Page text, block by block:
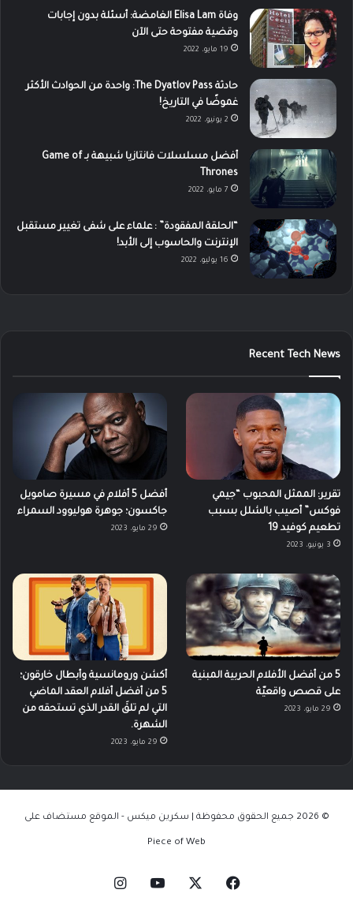
وفاة Elisa Lam الغامضة: أسئلة بدون إجابات
وقضية مفتوحة حتى الآن
19 مايو، 2022
حادثة The Dyatlov Pass: واحدة من الحوادث الأكثر
غموضًا في التاريخ!
2 يونيو، 2022
أفضل مسلسلات فانتازيا شبيهة بـ Game of
Thrones
7 مايو، 2022
“الحلقة المفقودة” : علماء على شفى تغيير مستقبل
الإنترنت والحاسوب إلى الأبد!
16 يوليو، 2022
Recent Tech News
تقرير: الممثل المحبوب “جيمي
فوكس” أصيب بالشلل بسبب
تطعيم كوفيد 19
3 يونيو، 2023
أفضل 5 أفلام في مسيرة صامويل
جاكسون؛ جوهرة هوليوود السمراء
29 مايو، 2023
5 من أفضل الأفلام الحربية المبنية
على قصص واقعيّة
29 مايو، 2023
أكشن ورومانسية وأبطال خارقون؛
5 من أفضل أفلام العقد الماضي
التي لم تلقَ القدر الذي تستحقه من
الشهرة.
29 مايو، 2023
© 2026 جميع الحقوق محفوظة | سكرين ميكس - الموقع مستضاف على
Piece of Web
فيسبوك ‫YouTube